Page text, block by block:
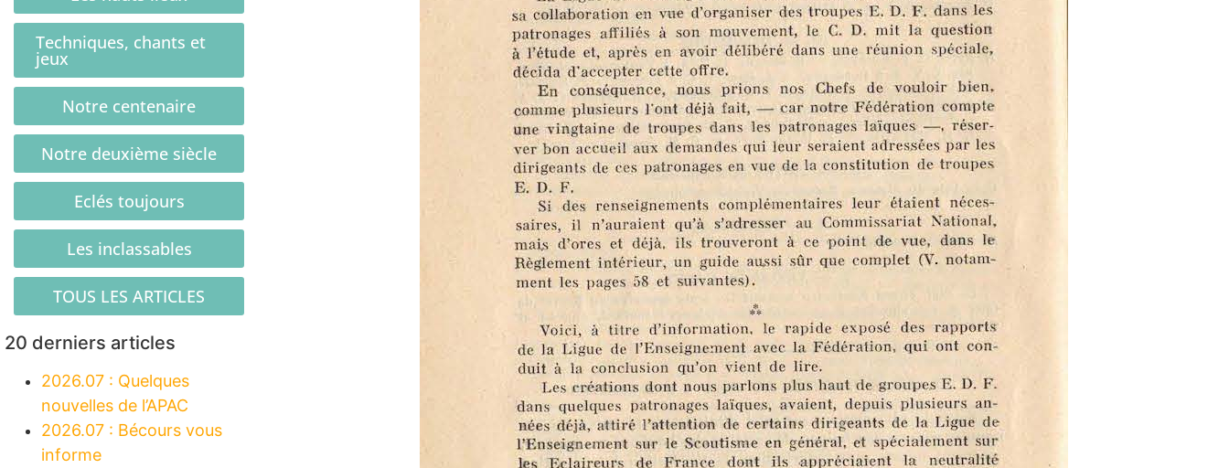
Techniques, chants et
jeux
Notre centenaire
Notre deuxième siècle
Eclés toujours
Les inclassables
TOUS LES ARTICLES
20 derniers articles
2026.07 : Quelques
nouvelles de l’APAC
2026.07 : Bécours vous
informe